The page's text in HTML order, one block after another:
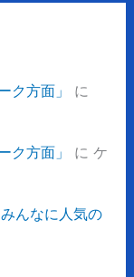
ク方面」
に
ク方面」
に ケ
んなに人気の